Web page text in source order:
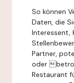
So können
Daten, die
Interessent,
Partner,
oder
Restaurant